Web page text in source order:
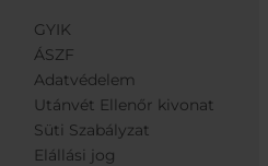
GYIK
ÁSZF
Adatvédelem
Utánvét Ellenőr kivonat
Süti Szabályzat
Elállási jog